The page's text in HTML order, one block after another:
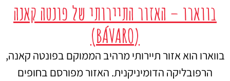
בווארו – האזור התיירותי של פונטה קאנה
(BÁVARO)
בווארו הוא אזור תיירותי מרהיב הממוקם בפונטה קאנה,
הרפובליקה הדומיניקנית. האזור מפורסם בחופים